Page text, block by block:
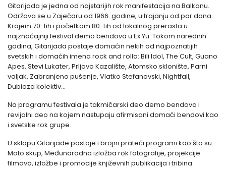
Gitarijada je jedna od najstarijih rok manifestacija na Balkanu.
Održava se u Zaječaru od 1966. godine, u trajanju od par dana.
Krajem 70-tih i početkom 80-tih od lokalnog prerasta u
najznačajniji festival demo bendova u Ex Yu. Tokom narednih
godina, Gitarijada postaje domaćin nekih od najpoznatijih
svetskih i domaćih imena rock and rolla: Bili Idol, The Cult, Guano
Apes, Stevi Lukater, Prljavo Kazalište, Atomsko sklonište, Parni
valjak, Zabranjeno pušenje, Vlatko Stefanovski, Nightfall,
Dubioza kolektiv...
Na programu festivala je takmičarski deo demo bendova i
revijalni deo na kojem nastupaju afirmisani domaći bendovi kao
i svetske rok grupe.
U sklopu Gitarijade postoje i brojni prateći programi kao što su:
Moto skup, Međunarodna izložba rok fotografije, projekcije
filmova, izložbe i promocije književnih publikacija i tribina.